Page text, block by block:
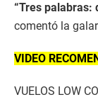
“Tres palabras:
comentó la
VIDEO
VUELOS LOW